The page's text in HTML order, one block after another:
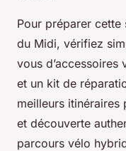
Pour préparer cette
du Midi, vérifiez
vous
et un kit de
meilleurs
et découverte
parcours vélo